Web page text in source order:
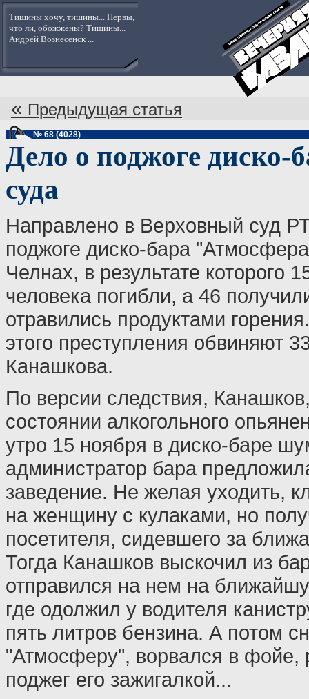
Тишины хочу, тишины... Нервы,
что ли, обожжены? Тишины...
Андрей Вознесенск ...
« Предыдущая статья
№ 68 (4028)
Дело о поджоге диско-
суда
Направлено в Верховный суд
поджоге диско-бара
Челнах, в результате которого
человека погибли, а 46
отравились продуктами
этого преступления обвиняют
Канашкова.
По версии следствия,
состоянии алкогольного
утро 15 ноября в диско-баре
администратор бара
заведение. Не желая уходить,
на женщину с кулаками, но
посетителя, сидевшего за
Тогда Канашков выскочил из
отправился на нем на
где одолжил у водителя
пять литров бензина. А потом
"Атмосферу", ворвался в фойе,
поджег его зажигалкой...